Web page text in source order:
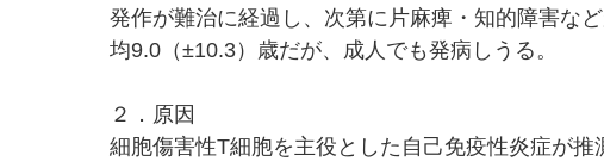
発作が難治に経過し、次第に片麻痺・知的障害な
均9.0（±10.3）歳だが、成人でも発病しうる。
２．原因
細胞傷害性T細胞を主役とした自己免疫性炎症が